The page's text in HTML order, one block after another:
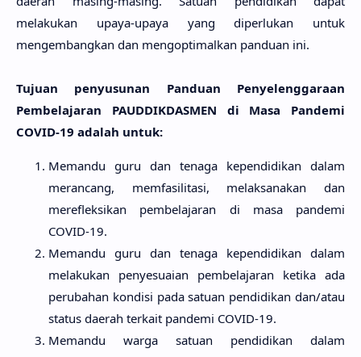
melakukan upaya-upaya yang diperlukan untuk
mengembangkan dan mengoptimalkan panduan ini.
Tujuan penyusunan Panduan Penyelenggaraan
Pembelajaran PAUDDIKDASMEN di Masa Pandemi
COVID-19 adalah untuk:
Memandu guru dan tenaga kependidikan dalam
merancang, memfasilitasi, melaksanakan dan
merefleksikan pembelajaran di masa pandemi
COVID-19.
Memandu guru dan tenaga kependidikan dalam
melakukan penyesuaian pembelajaran ketika ada
perubahan kondisi pada satuan pendidikan dan/atau
status daerah terkait pandemi COVID-19.
Memandu warga satuan pendidikan dalam